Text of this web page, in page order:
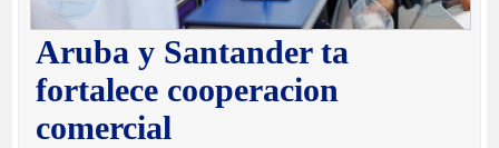
Aruba y Santander ta
fortalece cooperacion
comercial